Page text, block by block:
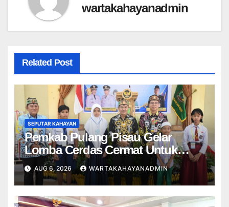
wartakahayanadmin
Related Post
SEPUTAR KAHAYAN
Pemkab Pulang Pisau Gelar
Lomba Cerdas Cermat Untuk
Pelajar
AUG 6, 2026 WARTAKAHAYANADMIN